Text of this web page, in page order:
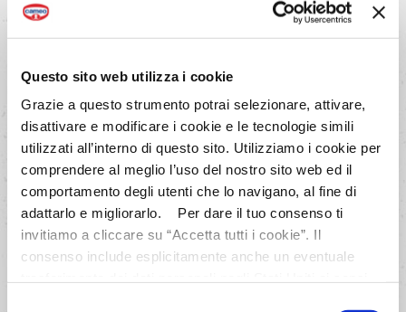
Questo sito web utilizza i cookie
Grazie a questo strumento potrai selezionare, attivare,
disattivare e modificare i cookie e le tecnologie simili
utilizzati all’interno di questo sito. Utilizziamo i cookie per
comprendere al meglio l’uso del nostro sito web ed il
comportamento degli utenti che lo navigano, al fine di
adattarlo e migliorarlo. Per dare il tuo consenso ti
invitiamo a cliccare su “Accetta tutti i cookie”. Il
consenso include esplicitamente anche un eventuale
cucchiaio di legno, fino ad
ottenere una palla liscia e
per 1 minuto circa, sempre
mescolando.
AVANTI